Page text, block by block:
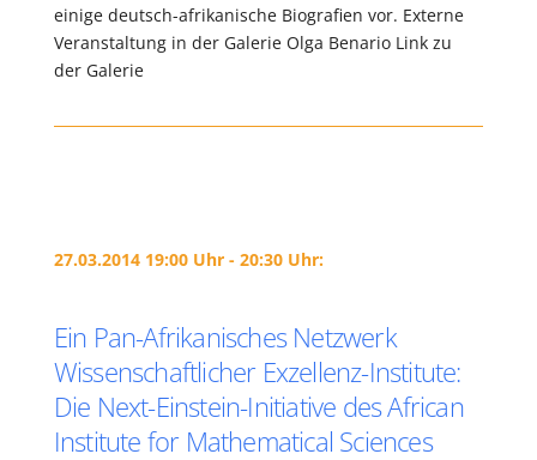
einige deutsch-afrikanische Biografien vor. Externe
Veranstaltung in der Galerie Olga Benario Link zu
der Galerie
27.03.2014 19:00 Uhr - 20:30 Uhr:
Ein Pan-Afrikanisches Netzwerk
Wissenschaftlicher Exzellenz-Institute:
Die Next-Einstein-Initiative des African
Institute for Mathematical Sciences